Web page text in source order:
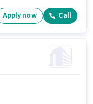
Apply now Call